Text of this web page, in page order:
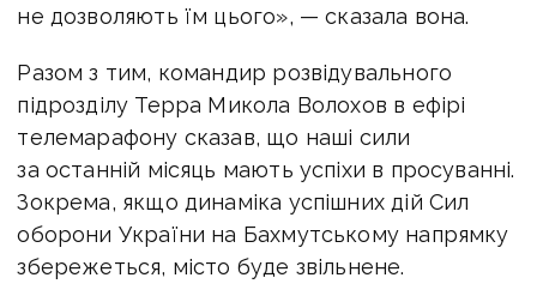
не дозволяють їм цього», — сказала вона.
Разом з тим, командир розвідувального
підрозділу Терра Микола Волохов в ефірі
телемарафону сказав, що наші сили
за останній місяць мають успіхи в просуванні.
Зокрема, якщо динаміка успішних дій Сил
оборони України на Бахмутському напрямку
збережеться, місто буде звільнене.